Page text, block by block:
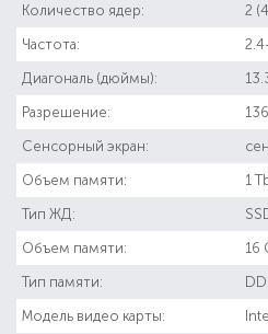
Количество ядер: 2
Частота:
Диагональ (дюймы):
Разрешение:
Сенсорный экран:
Объем памяти: 1
Тип ЖД:
Объем памяти: 16
Тип памяти:
Модель видео карты: